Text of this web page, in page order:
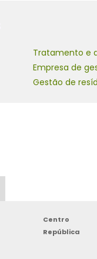
Centro
República